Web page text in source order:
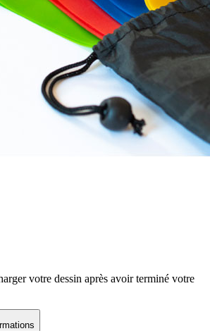
votre dessin après avoir terminé votre